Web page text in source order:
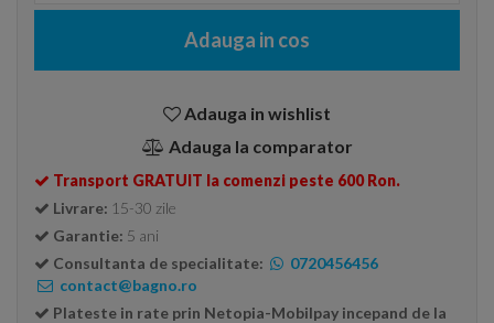
Adauga in cos
Adauga in wishlist
Adauga la comparator
Transport GRATUIT la comenzi peste 600 Ron.
Livrare: 15-30 zile
Garantie: 5 ani
Consultanta de specialitate:
0720456456
contact@bagno.ro
Plateste in rate prin Netopia-Mobilpay incepand de la